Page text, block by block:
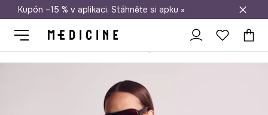
Doprava zdarma při nákupu nad 1 200 Kč
Kupón –15 % v aplikaci. Stáhněte si apku »